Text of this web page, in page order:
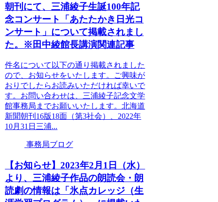
朝刊にて、三浦綾子生誕100年記
念コンサート「あたたかき日光コ
ンサート」について掲載されまし
た。※田中綾館長講演関連記事
件名について以下の通り掲載されました
ので、お知らせをいたします。ご興味が
おりでしたらお読みいただければ幸いで
す。お問い合わせは、三浦綾子記念文学
館事務局までお願いいたします。北海道
新聞朝刊16版18面（第3社会）、2022年
10月31日三浦...
事務局ブログ
【お知らせ】2023年2月1日（水）
より、三浦綾子作品の朗読会・朗
読劇の情報は「氷点カレッジ（生